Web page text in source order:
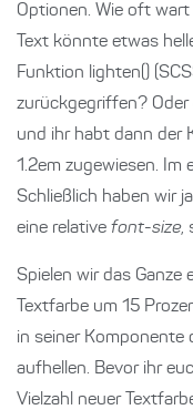
Optionen. Wie oft wart
Text könnte etwas
Funktion lighten()
zurückgegriffen?
und ihr habt dann der
1.2em zugewiesen.
Schließlich haben wir
eine relative font-size,
Spielen wir das Ganze
Textfarbe um 15
in seiner Komponente
aufhellen. Bevor ihr
Vielzahl neuer